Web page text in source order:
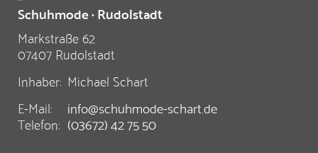
Schuhmode · Rudolstadt
Markstraße 62
07407 Rudolstadt
Inhaber: Michael Schart
E-Mail:
info@schuhmode-schart.de
Telefon: (03672) 42 75 50